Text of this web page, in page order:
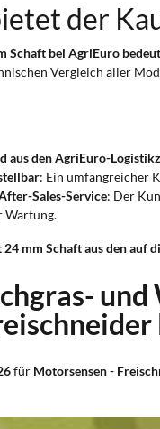
der
Schaft bei AgriEuro
Vergleich aller
aus den AgriEuro-
: Ein umfangreicher
Sales-Service: Der
Wartung.
mm Schaftaus den auf
und
für Motorsensen -